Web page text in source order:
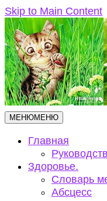
Skip to Main Content
МЕНЮМЕНЮ
Главная
Здоровье.
Словарь
Абсцесс